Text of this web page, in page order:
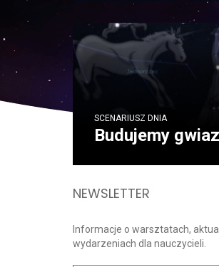
SCENARIUSZ DNIA
Budujemy
NEWSLETTER
Informacje o warsztatach,
wydarzeniach dla nauczycieli.